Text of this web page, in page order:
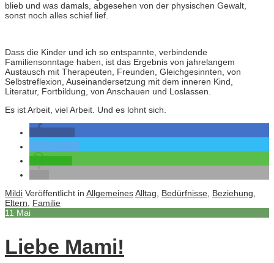
blieb und was damals, abgesehen von der physischen Gewalt,
sonst noch alles schief lief.
Dass die Kinder und ich so entspannte, verbindende
Familiensonntage haben, ist das Ergebnis von jahrelangem
Austausch mit Therapeuten, Freunden, Gleichgesinnten, von
Selbstreflexion, Auseinandersetzung mit dem inneren Kind,
Literatur, Fortbildung, von Anschauen und Loslassen.
Es ist Arbeit, viel Arbeit. Und es lohnt sich.
Mildi Veröffentlicht in AllgemeinesAlltag Bedürfnisse Beziehung
Eltern
Familie
11 Mai
Liebe Mami!